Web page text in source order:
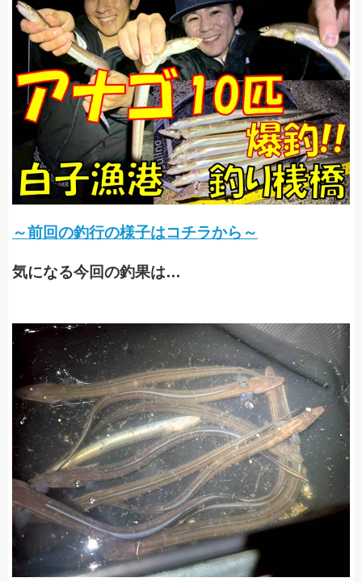
～前回の釣行の様子はコチラから～
気になる今回の釣果は…